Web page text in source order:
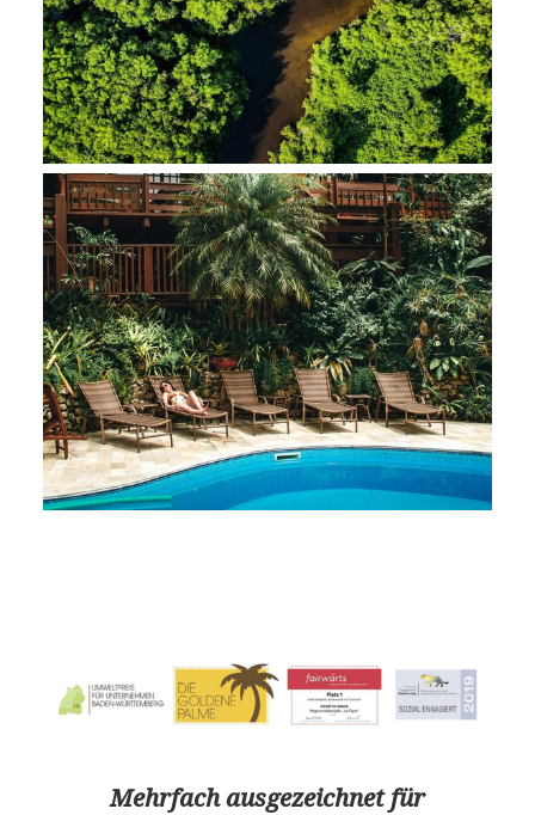
Mehrfach ausgezeichnet für